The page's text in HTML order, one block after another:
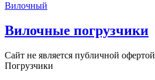
Вилочный
Вилочные погрузчики
Сайт не является публичной офертой
Погрузчики